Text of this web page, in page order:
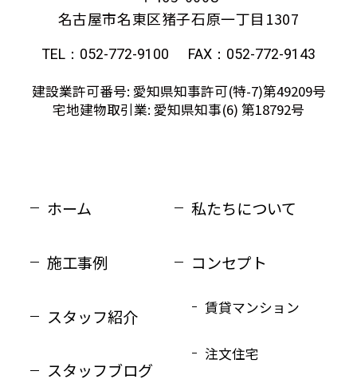
名古屋市名東区猪子石原一丁目1307
TEL：052-772-9100 FAX：052-772-9143
建設業許可番号: 愛知県知事許可(特-7)第49209号
宅地建物取引業: 愛知県知事(6) 第18792号
ホーム
施工事例
スタッフ紹介
スタッフブログ
私たちについて
コンセプト
賃貸マンション
注文住宅